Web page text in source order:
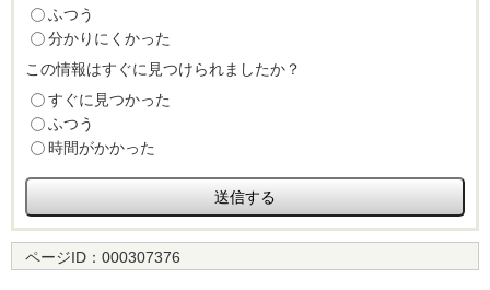
ふつう
分かりにくかった
この情報はすぐに見つけられましたか？
すぐに見つかった
ふつう
時間がかかった
ページID： 000307376